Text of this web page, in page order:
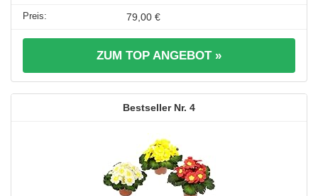
79,00 €
ZUM TOP ANGEBOT »
4